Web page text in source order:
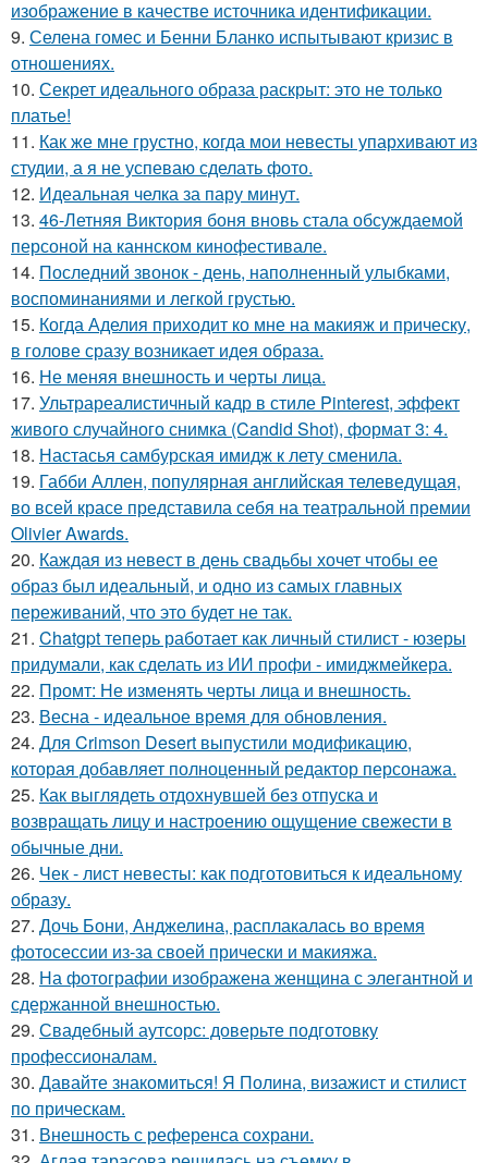
изображение в качестве источника идентификации.
9. Селена гомес и Бенни Бланко испытывают кризис в
отношениях.
10. Секрет идеального образа раскрыт: это не только
платье!
11. Как же мне грустно, когда мои невесты упархивают из
студии, а я не успеваю сделать фото.
12. Идеальная челка за пару минут.
13. 46-Летняя Виктория боня вновь стала обсуждаемой
персоной на каннском кинофестивале.
14. Последний звонок - день, наполненный улыбками,
воспоминаниями и легкой грустью.
15. Когда Аделия приходит ко мне на макияж и прическу,
в голове сразу возникает идея образа.
16. Не меняя внешность и черты лица.
17. Ультрареалистичный кадр в стиле Pinterest, эффект
живого случайного снимка (Candid Shot), формат 3: 4.
18. Настасья самбурская имидж к лету сменила.
19. Габби Аллен, популярная английская телеведущая,
во всей красе представила себя на театральной премии
Olivier Awards.
20. Каждая из невест в день свадьбы хочет чтобы ее
образ был идеальный, и одно из самых главных
переживаний, что это будет не так.
21. Chatgpt теперь работает как личный стилист - юзеры
придумали, как сделать из ИИ профи - имиджмейкера.
22. Промт: Не изменять черты лица и внешность.
23. Весна - идеальное время для обновления.
24. Для Crimson Desert выпустили модификацию,
которая добавляет полноценный редактор персонажа.
25. Как выглядеть отдохнувшей без отпуска и
возвращать лицу и настроению ощущение свежести в
обычные дни.
26. Чек - лист невесты: как подготовиться к идеальному
образу.
27. Дочь Бони, Анджелина, расплакалась во время
фотосессии из-за своей прически и макияжа.
28. На фотографии изображена женщина с элегантной и
сдержанной внешностью.
29. Свадебный аутсорс: доверьте подготовку
профессионалам.
30. Давайте знакомиться! Я Полина, визажист и стилист
по прическам.
31. Внешность с референса сохрани.